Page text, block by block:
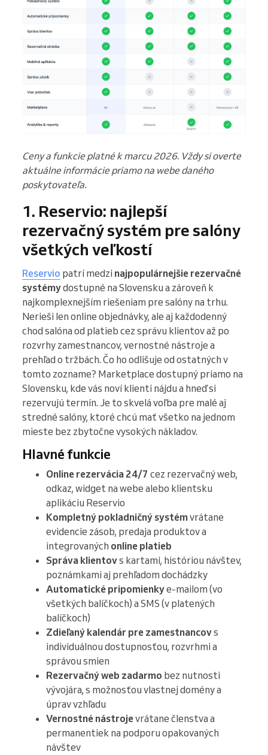
Ceny a funkcie platné k marcu 2026. Vždy si overte
aktuálne informácie priamo na webe daného
poskytovateľa.
1. Reservio: najlepší
rezervačný systém pre salóny
všetkých veľkostí
Reservio patrí medzi najpopulárnejšie rezervačné
systémydostupné na Slovensku a zároveň k
najkomplexnejším riešeniam pre salóny na trhu.
Nerieši len online objednávky, ale aj každodenný
chod salóna od platieb cez správu klientov až po
rozvrhy zamestnancov, vernostné nástroje a
prehľad o tržbách. Čo ho odlišuje od ostatných v
tomto zozname? Marketplace dostupný priamo na
Slovensku, kde vás noví klienti nájdu a hneď si
rezervujú termín. Je to skvelá voľba pre malé aj
stredné salóny, ktoré chcú mať všetko na jednom
mieste bez zbytočne vysokých nákladov.
Hlavné funkcie
Online rezervácia 24/7 cez rezervačný web,
odkaz, widget na webe alebo klientsku
aplikáciu Reservio
Kompletný pokladničný systémvrátane
evidencie zásob, predaja produktov a
integrovaných online platieb
Správa klientovs kartami, históriou návštev,
poznámkami aj prehľadom dochádzky
Automatické pripomienkye-mailom (vo
všetkých balíčkoch) a SMS (v platených
balíčkoch)
Zdieľaný kalendár pre zamestnancovs
individuálnou dostupnosťou, rozvrhmi a
správou smien
Rezervačný web zadarmo bez nutnosti
vývojára, s možnosťou vlastnej domény a
úprav vzhľadu
Vernostné nástrojevrátane členstva a
permanentiek na podporu opakovaných
návštev